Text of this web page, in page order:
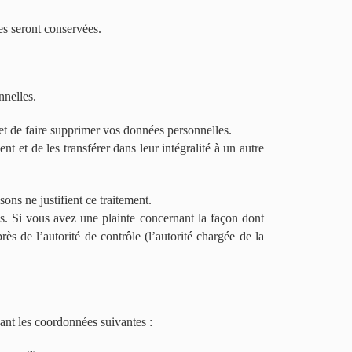
seront conservées.
de faire supprimer vos données personnelles.
et de les transférer dans leur intégralité à un autre
ne justifient ce traitement.
Si vous avez une plainte concernant la façon dont
de l’autorité de contrôle (l’autorité chargée de la
les coordonnées suivantes :